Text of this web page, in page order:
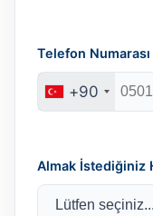
Telefon Numarası
+90
Almak İstediğiniz